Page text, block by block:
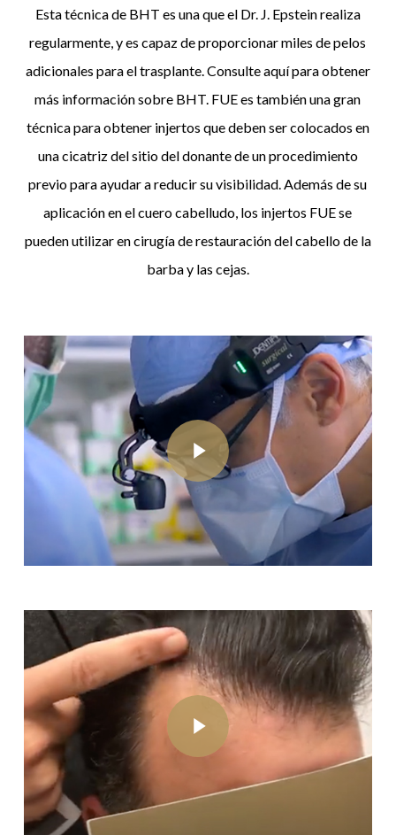
Esta técnica de BHT es una que el Dr. J. Epstein realiza
regularmente, y es capaz de proporcionar miles de pelos
adicionales para el trasplante. Consulte aquí para obtener
más información sobre BHT. FUE es también una gran
técnica para obtener injertos que deben ser colocados en
una cicatriz del sitio del donante de un procedimiento
previo para ayudar a reducir su visibilidad. Además de su
aplicación en el cuero cabelludo, los injertos FUE se
pueden utilizar en cirugía de restauración del cabello de la
barba y las cejas.
Play Video
Play Video
Play Video
Play Video